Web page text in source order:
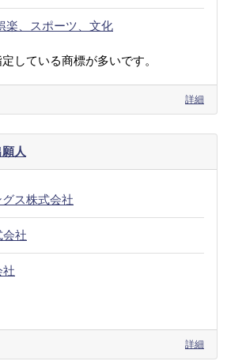
楽、スポーツ、文化
している商標が多いです。
詳細
人
ス株式会社
社
詳細